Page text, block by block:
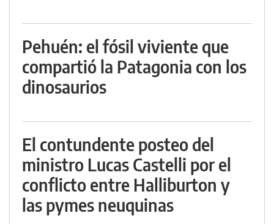
Pehuén: el fósil viviente que
compartió la Patagonia con los
dinosaurios
El contundente posteo del
ministro Lucas Castelli por el
conflicto entre Halliburton y
las pymes neuquinas